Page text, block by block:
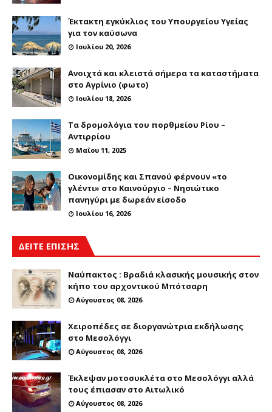
Έκτακτη εγκύκλιος του Υπουργείου Υγείας
για τον καύσωνα
Ιουλίου 20, 2026
Ανοιχτά και κλειστά σήμερα τα καταστήματα
στο Αγρίνιο (φωτο)
Ιουλίου 18, 2026
Τα δρομολόγια του πορθμείου Ρίου –
Αντιρρίου
Μαΐου 11, 2025
Οικονομίδης και Σπανού φέρνουν «το
γλέντι» στο Καινούργιο – Νησιώτικο
πανηγύρι με δωρεάν είσοδο
Ιουλίου 16, 2026
ΔΕΙΤΕ ΕΠΙΣΗΣ
Ναύπακτος : Βραδιά κλασικής μουσικής στον
κήπο του αρχοντικού Μπότσαρη
Αύγουστος 08, 2026
Χειροπέδες σε διοργανώτρια εκδήλωσης
στο Μεσολόγγι
Αύγουστος 08, 2026
Έκλεψαν μοτοσυκλέτα στο Μεσολόγγι αλλά
τους έπιασαν στο Αιτωλικό
Αύγουστος 08, 2026